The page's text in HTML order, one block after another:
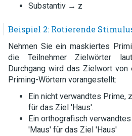
Substantiv → z
Beispiel 2: Rotierende
Nehmen Sie ein maskiertes
die Teilnehmer Zielwörter
Durchgang wird das Zielwort
Priming-Wörtern vorangestellt:
Ein nicht verwandtes Prime,
für das Ziel 'Haus'.
Ein orthografisch
'Maus' für das Ziel 'Haus'